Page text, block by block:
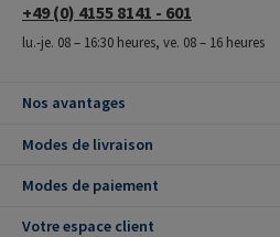
+49 (0) 4155 8141 - 601
lu.-je. 08 – 16:30 heures, ve. 08 – 16 heures
Nos avantages
Modes de livraison
Modes de paiement
Votre espace client